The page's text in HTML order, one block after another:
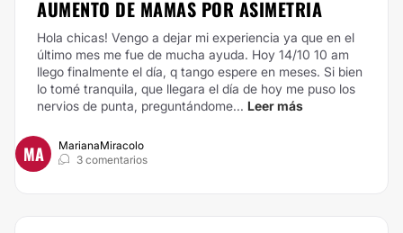
AUMENTO DE MAMAS POR ASIMETRIA
Hola chicas! Vengo a dejar mi experiencia ya que en el
último mes me fue de mucha ayuda. Hoy 14/10 10 am
llego finalmente el día, q tango espere en meses. Si bien
lo tomé tranquila, que llegara el día de hoy me puso los
nervios de punta, preguntándome... Leer más
MA
MarianaMiracolo
3 comentarios